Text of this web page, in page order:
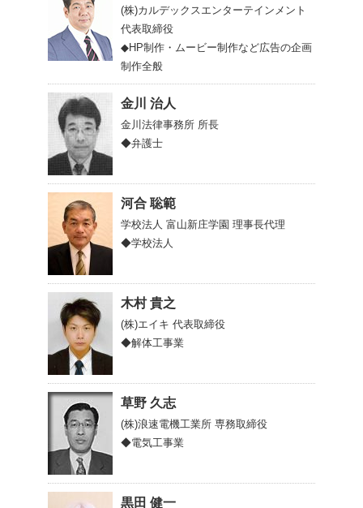
(株)カルデックスエンターテインメント
代表取締役
◆HP制作・ムービー制作など広告の企画
制作全般
金川 治人
金川法律事務所 所長
◆弁護士
河合 聡範
学校法人 富山新庄学園 理事長代理
◆学校法人
木村 貴之
(株)エイキ 代表取締役
◆解体工事業
草野 久志
(株)浪速電機工業所 専務取締役
◆電気工事業
黒田 健一